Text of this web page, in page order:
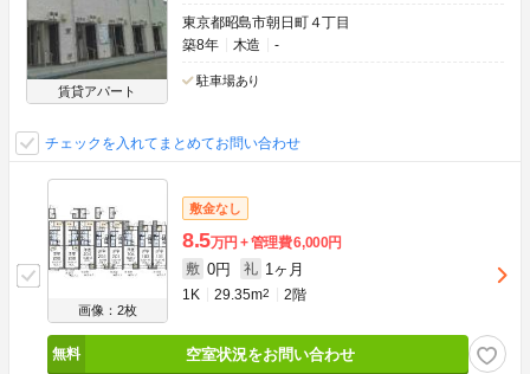
賃貸アパート
東京都昭島市朝日町４丁目
築8年
木造 -
駐車場あり
チェックを入れてまとめてお問い合わせ
画像：2枚
敷金なし
8.5万円 管理費6,000円
敷 0円 礼 1ヶ月
1K 29.35m2 2階
空室状況をお問い合わせ